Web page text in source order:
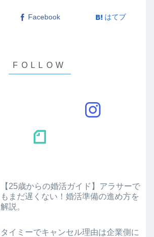
Facebook はてブ
【25歳からの婚活ガイド】アラサーで
もまだ遅くない！婚活準備の進め方を
解説。
タイミーでキャンセル理由は企業側に